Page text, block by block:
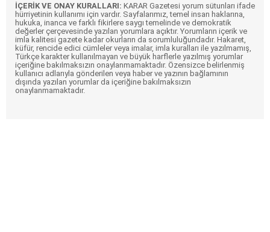
İÇERİK VE ONAY KURALLARI: KARAR Gazetesi yorum sütunları ifade
hürriyetinin kullanımı için vardır. Sayfalarımız, temel insan haklarına,
hukuka, inanca ve farklı fikirlere saygı temelinde ve demokratik
değerler çerçevesinde yazılan yorumlara açıktır. Yorumların içerik ve
imla kalitesi gazete kadar okurların da sorumluluğundadır. Hakaret,
küfür, rencide edici cümleler veya imalar, imla kuralları ile yazılmamış,
Türkçe karakter kullanılmayan ve büyük harflerle yazılmış yorumlar
içeriğine bakılmaksızın onaylanmamaktadır. Özensizce belirlenmiş
kullanıcı adlarıyla gönderilen veya haber ve yazının bağlamının
dışında yazılan yorumlar da içeriğine bakılmaksızın
onaylanmamaktadır.